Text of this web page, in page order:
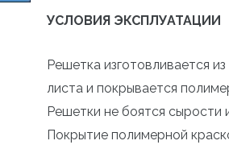
УСЛОВИЯ ЭКСПЛУАТАЦИИ
Решетка изготовливается
листа и покрывается
Решетки не боятся сырости
Покрытие полимерной